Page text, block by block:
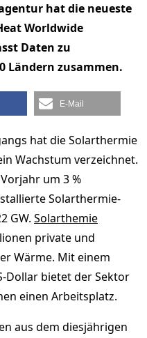
hat die neueste
Worldwide
Daten zu
Ländern zusammen.
E-Mail
hat die Solarthermie
Wachstum verzeichnet.
um 3 %
Solarthermie-
GW. Solarthemie
private und
Wärme. Mit einem
Dollar bietet der Sektor
einen Arbeitsplatz.
aus dem diesjährigen